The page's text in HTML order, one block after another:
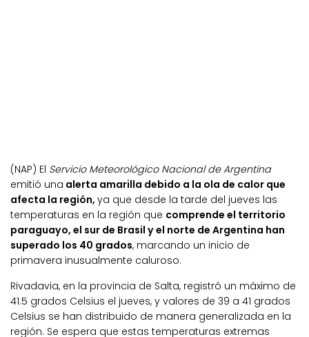
(NAP) El Servicio Meteorológico Nacional de Argentina
emitió una alerta amarilla debido a la ola de calor que
afecta la región, ya que desde la tarde del jueves las
temperaturas en la región que comprende el territorio
paraguayo, el sur de Brasil y el norte de Argentina han
superado los 40 grados, marcando un inicio de
primavera inusualmente caluroso.
Rivadavia, en la provincia de Salta, registró un máximo de
41.5 grados Celsius el jueves, y valores de 39 a 41 grados
Celsius se han distribuido de manera generalizada en la
región. Se espera que estas temperaturas extremas